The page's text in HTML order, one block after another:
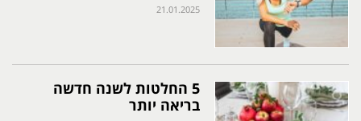
21.01.2025
5 החלטות לשנה חדשה
בריאה יותר